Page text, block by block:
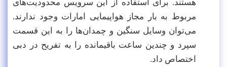
هستند. برای استفاده از این سرویس محدودیت‌های
مربوط به بار مجاز هواپیمایی امارات وجود ندارند.
می‌توان وسایل سنگین و چمدان‌ها را به این قسمت
سپرد و چندین ساعت باقیمانده را به تفریح در دبی
اختصاص داد.